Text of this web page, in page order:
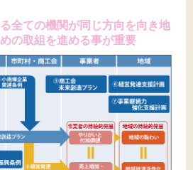
全ての機関が同じ方向を向き地
の取組を進める事が重要